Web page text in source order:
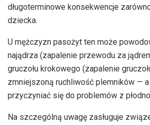
długoterminowe konsekwencje
dziecka.
U mężczyzn pasożyt ten może
najądrza (zapalenie przewodu za
gruczołu krokowego (zapalenie
zmniejszoną ruchliwość plemników —
przyczyniać się do problemów z
Na szczególną uwagę zasługuje